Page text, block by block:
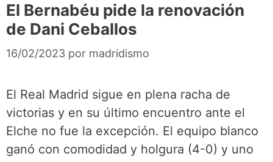
El Bernabéu pide la renovación
de Dani Ceballos
16/02/2023 por madridismo
El Real Madrid sigue en plena racha de
victorias y en su último encuentro ante el
Elche no fue la excepción. El equipo blanco
ganó con comodidad y holgura (4-0) y uno